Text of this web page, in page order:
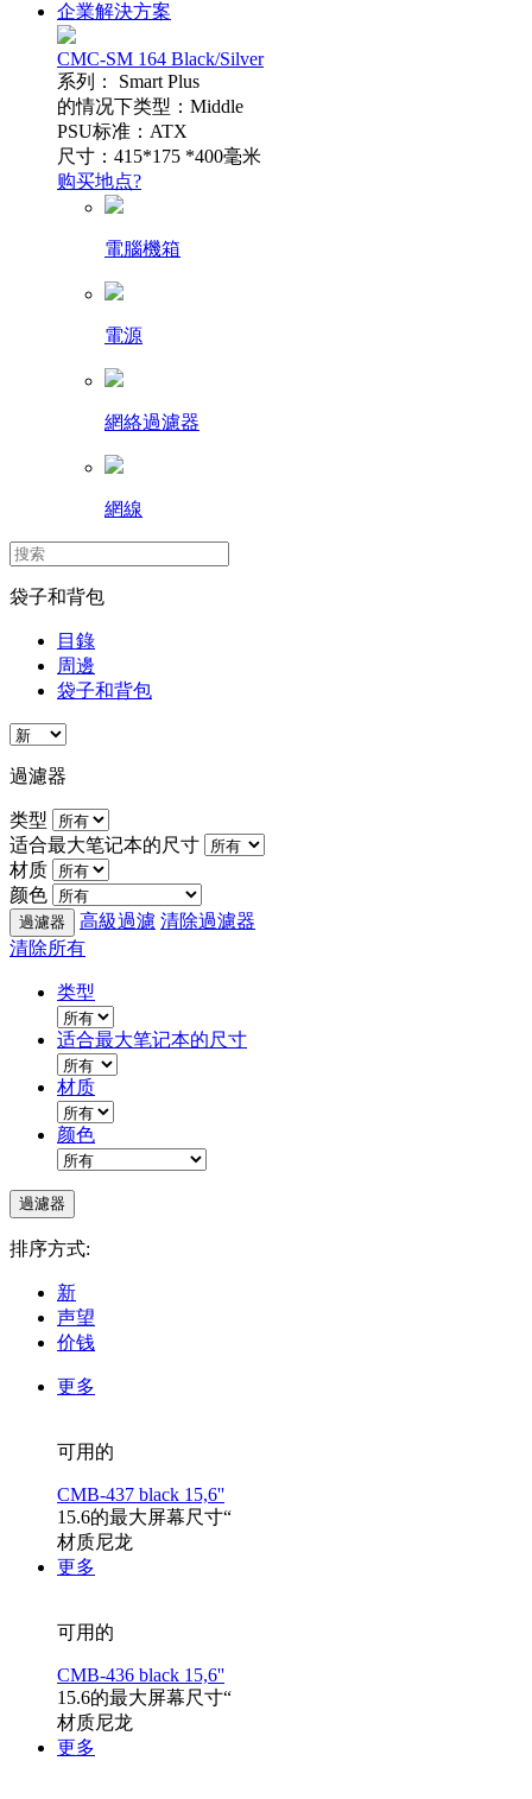
企業解決方案
CMC-SM 164 Black/Silver
系列： Smart Plus
的情况下类型：Middle
PSU标准：ATX
尺寸：415*175 *400毫米
购买地点?
電腦機箱
電源
網絡過濾器
網線
袋子和背包
目錄
周邊
袋子和背包
過濾器
类型
适合最大笔记本的尺寸
材质
颜色
高級過濾 清除過濾器
清除所有
类型
适合最大笔记本的尺寸
材质
颜色
排序方式:
新
声望
价钱
更多
可用的
CMB-437 black 15,6''
15.6的最大屏幕尺寸“
材质尼龙
更多
可用的
CMB-436 black 15,6''
15.6的最大屏幕尺寸“
材质尼龙
更多